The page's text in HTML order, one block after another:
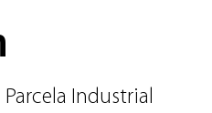
Industrial